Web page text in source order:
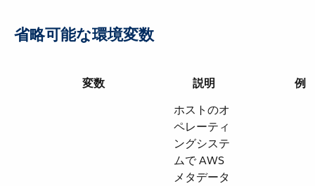
省略可能な環境変数
変数 説明 例
ホストのオ
ペレーティ
ングシステ
ムで AWS
メタデータ